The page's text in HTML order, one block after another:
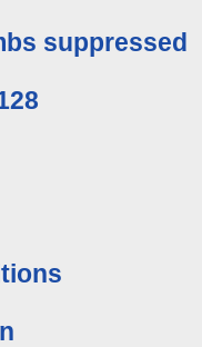
suppressed